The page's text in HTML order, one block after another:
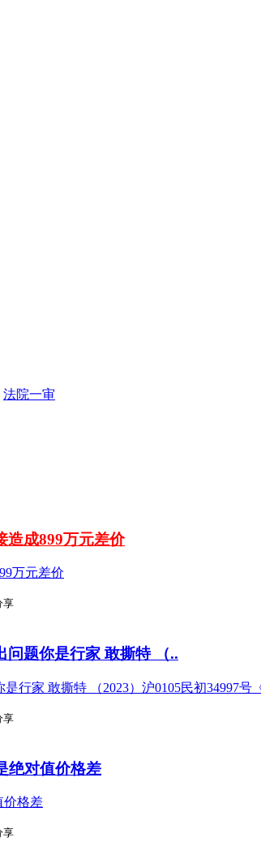
法院一审
成899万元差价
万元差价
享
题你是行家 敢撕特 （..
家 敢撕特 （2023）沪0105民初34997号
享
绝对值价格差
价格差
享